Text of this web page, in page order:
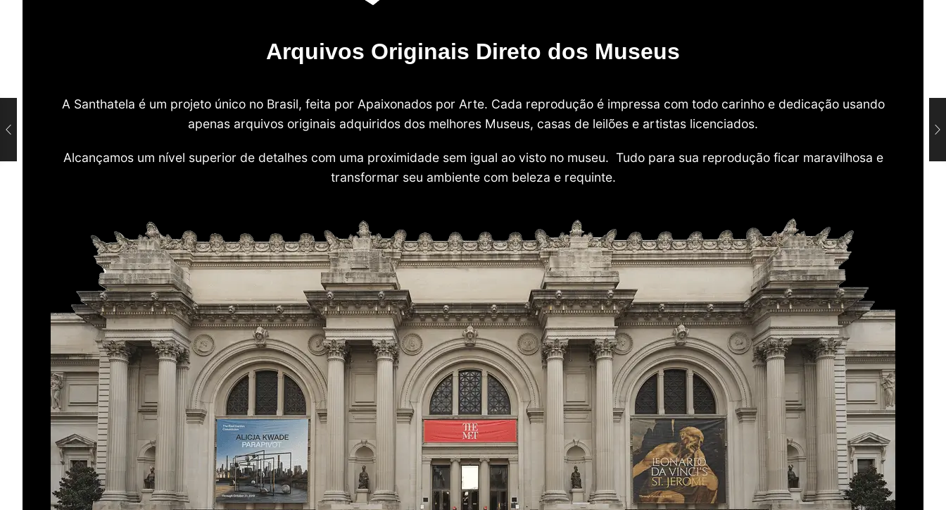
Arquivos Originais Direto dos Museus
A Santhatela é um projeto único no Brasil, feita por Apaixonados por Arte. Cada reprodução é impressa com todo carinho e dedicação usando
apenas arquivos originais adquiridos dos melhores Museus, casas de leilões e artistas licenciados.
Alcançamos um nível superior de detalhes com uma proximidade sem igual ao visto no museu. Tudo para sua reprodução ficar maravilhosa e
transformar seu ambiente com beleza e requinte.